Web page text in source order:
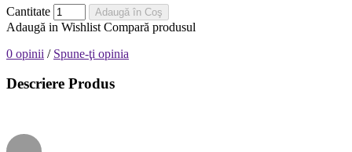
Cantitate Adaugă în Coş
Adaugă in Wishlist Compară produsul
0 opinii / Spune-ţi opinia
Descriere Produs